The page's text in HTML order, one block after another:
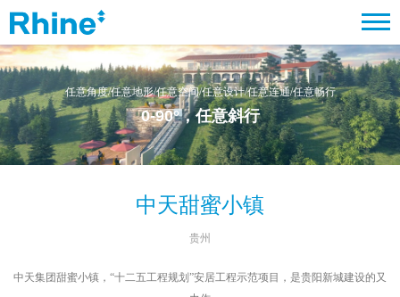
任意角度/任意地形/任意空间/任意设计/任意连通/任意畅行
0-90°，任意斜行
中天甜蜜小镇
贵州
中天集团甜蜜小镇，“十二五工程规划”安居工程示范项目，是贵阳新城建设的又